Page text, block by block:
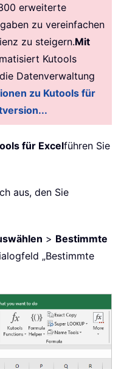
erweiterte
zu vereinfachen
zu steigern.Mit
Kutools
Datenverwaltung
zu Kutools für
für Excelführen Sie
aus, den Sie
> Bestimmte
„Bestimmte